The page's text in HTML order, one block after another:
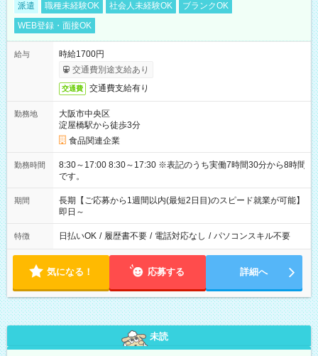
派遣 職種未経験OK 社会人未経験OK
ブランクOK
WEB登録・面接OK
給与
時給1700円
交通費別途支給あり
交通費 交通費支給有り
勤務地
大阪市中央区
淀屋橋駅から徒歩3分
食品関連企業
勤務時間
8:30～17:00 8:30～17:30 ※表記のうち実働7時間30分から8時間
です。
期間
長期【ご応募から1週間以内(最短2日目)のスピード就業が可能】
即日～
特徴 日払いOK / 履歴書不要 / 電話対応なし / パソコンスキル不要
気になる！ 応募する 詳細へ
未読